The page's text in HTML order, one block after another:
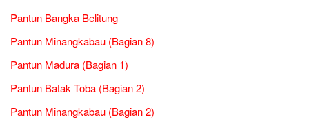
Pantun Bangka Belitung
Pantun Minangkabau (Bagian 8)
Pantun Madura (Bagian 1)
Pantun Batak Toba (Bagian 2)
Pantun Minangkabau (Bagian 2)